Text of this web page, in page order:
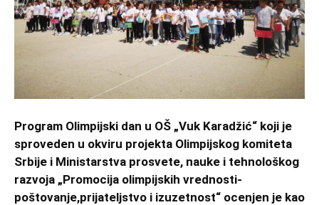
Program Olimpijski dan u OŠ „Vuk Karadžić“ koji je
sproveden u okviru projekta Olimpijskog komiteta
Srbije i Ministarstva prosvete, nauke i tehnološkog
razvoja „Promocija olimpijskih vrednosti-
poštovanje,prijateljstvo i izuzetnost“ ocenjen je kao